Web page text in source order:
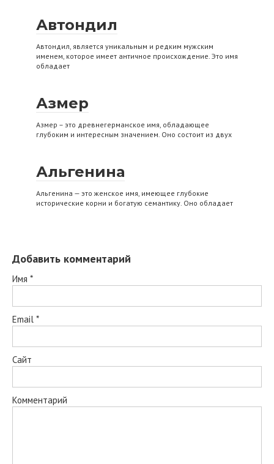
Автондил
Автондил, является уникальным и редким мужским
именем, которое имеет античное происхождение. Это имя
обладает
Азмер
Азмер – это древнегерманское имя, обладающее
глубоким и интересным значением. Оно состоит из двух
Альгенина
Альгенина — это женское имя, имеющее глубокие
исторические корни и богатую семантику. Оно обладает
Добавить комментарий
Имя *
Email *
Сайт
Комментарий